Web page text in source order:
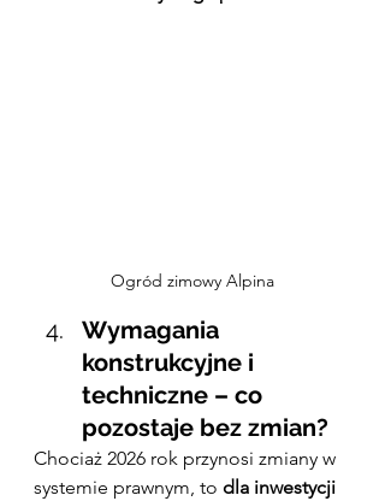
Ogród zimowy Alpina
Wymagania
konstrukcyjne i
techniczne – co
pozostaje bez zmian?
Chociaż 2026 rok przynosi zmiany w
systemie prawnym, to dla inwestycji